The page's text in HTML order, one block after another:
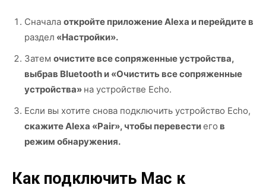
Сначала откройте приложение Alexa и перейдите в
раздел «Настройки».
Затем очистите все сопряженные устройства,
выбрав Bluetooth и «Очистить все сопряженные
устройства» на устройстве Echo.
Если вы хотите снова подключить устройство Echo,
скажите Alexa «Pair», чтобы перевестиего в
режим обнаружения.
Как подключить Mac к